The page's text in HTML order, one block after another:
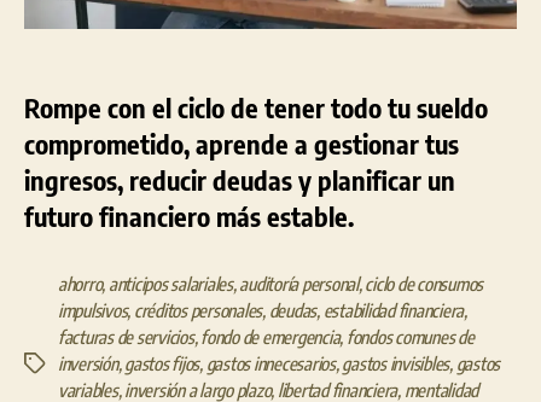
Rompe con el ciclo de tener todo tu sueldo
comprometido, aprende a gestionar tus
ingresos, reducir deudas y planificar un
futuro financiero más estable.
Etiquetas
ahorro, anticipos salariales, auditoría personal,ciclo de consumos
impulsivos, créditos personales, deudas, estabilidad financiera,
facturas de servicios, fondo de emergencia, fondos comunes de
inversión, gastos fijos, gastos innecesarios, gastos invisibles, gastos
variables, inversión a largo plazo, libertad financiera, mentalidad